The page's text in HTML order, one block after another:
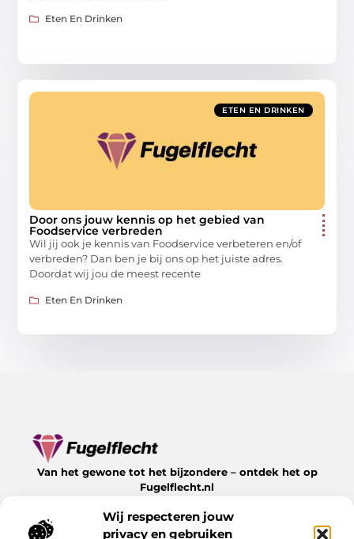
Wij respecteren jouw
privacy en gebruiken
Eten En Drinken
ETEN EN DRINKEN
Door ons jouw kennis op het gebied van
Foodservice verbreden
Wil jij ook je kennis van Foodservice verbeteren en/of
verbreden? Dan ben je bij ons op het juiste adres.
Doordat wij jou de meest recente
Eten En Drinken
Van het gewone tot het bijzondere – ontdek het op
Fugelflecht.nl
leven te bieden heeft.